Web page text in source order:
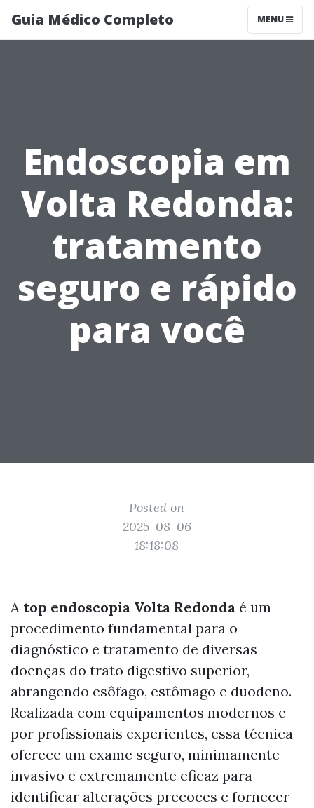
Guia Médico Completo MENU
Endoscopia em
Volta Redonda:
tratamento
seguro e rápido
para você
Posted on
2025-08-06
18:18:08
A top endoscopia Volta Redonda é um
procedimento fundamental para o
diagnóstico e tratamento de diversas
doenças do trato digestivo superior,
abrangendo esôfago, estômago e duodeno.
Realizada com equipamentos modernos e
por profissionais experientes, essa técnica
oferece um exame seguro, minimamente
invasivo e extremamente eficaz para
identificar alterações precoces e fornecer